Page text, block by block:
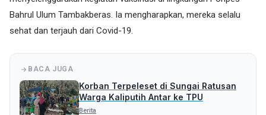
Bahrul Ulum Tambakberas. Ia mengharapkan, mereka selalu
sehat dan terjauh dari Covid-19.
BACA JUGA
Korban Terpeleset di Sungai Ratusan
Warga Kaliputih Antar ke TPU
Berita